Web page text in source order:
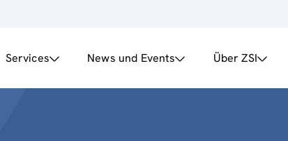
Services News und Events Über ZSI